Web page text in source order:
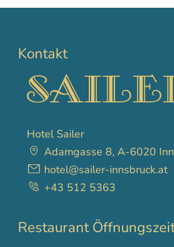
Kontakt
Hotel Sailer
Adamgasse 8, A-6020
hotel@sailer-innsbruck.at
+43 512 5363
Restaurant